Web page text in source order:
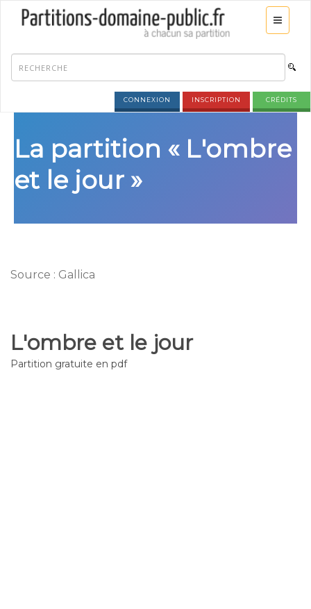
CONNEXION INSCRIPTION CRÉDITS
La partition « L'ombre
et le jour »
Source : Gallica
L'ombre et le jour
Partition gratuite en pdf